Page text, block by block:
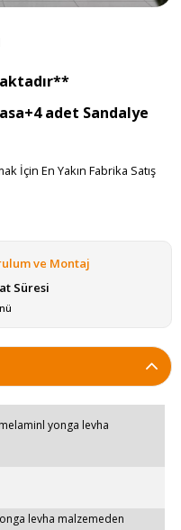
adet Sandalye
İçin En Yakın Fabrika Satış
ve Montaj
Süresi
yonga levha
levha malzemeden